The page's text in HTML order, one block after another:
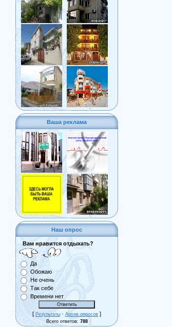
Ваша реклама
Наш опрос
Вам нравится отдыхать?
Да
Обожаю
Не очень
Так себе
Времени нет
[ Результаты · Архив опросов ]
Всего ответов: 788